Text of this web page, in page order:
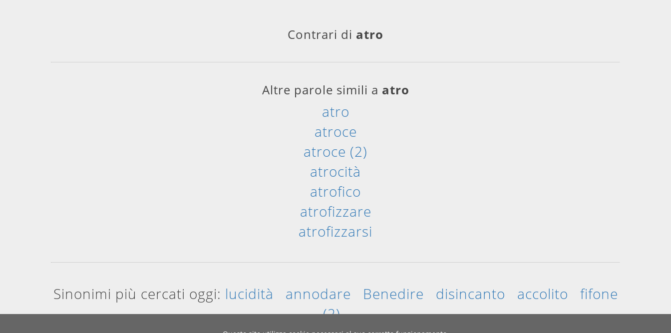
Contrari di atro
Altre parole simili a atro
atro
atroce
atroce (2)
atrocità
atrofico
atrofizzare
atrofizzarsi
Sinonimi più cercati oggi: lucidità annodare Benedire disincanto accolito
fifone
(2)